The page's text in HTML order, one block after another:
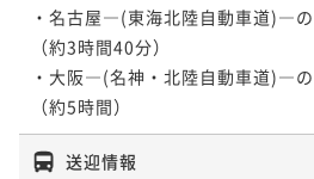
・名古屋―(東海北陸自動車道)―
（約3時間40分）
・大阪―(名神・北陸自動車道)―
（約5時間）
送迎情報